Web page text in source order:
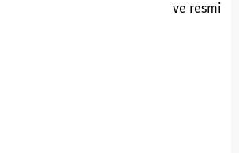
ve resmi